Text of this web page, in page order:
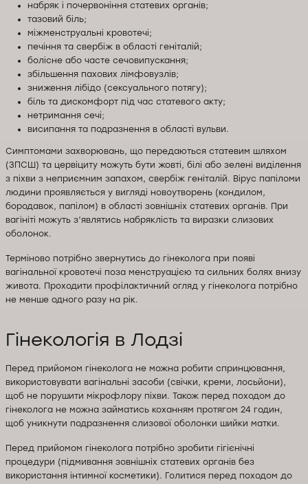
набряк і почервоніння статевих органів;
тазовий біль;
міжменструальні кровотечі;
печіння та свербіж в області геніталій;
болісне або часте сечовипускання;
збільшення пахових лімфовузлів;
зниження лібідо (сексуального потягу);
біль та дискомфорт під час статевого акту;
нетримання сечі;
висипання та подразнення в області вульви.
Симптомами захворювань, що передаються статевим шляхом
(ЗПСШ) та цервіциту можуть бути жовті, білі або зелені виділення
з піхви з неприємним запахом, свербіж геніталій. Вірус папіломи
людини проявляється у вигляді новоутворень (кондилом,
бородавок, папілом) в області зовнішніх статевих органів. При
вагініті можуть з’являтись набряклість та виразки слизових
оболонок.
Терміново потрібно звернутись до гінеколога при появі
вагінальної кровотечі поза менструацією та сильних болях внизу
живота. Проходити профілактичний огляд у гінеколога потрібно
не менше одного разу на рік.
Гінекологія в Лодзі
Перед прийомом гінеколога не можна робити спринцювання,
використовувати вагінальні засоби (свічки, креми, лосьйони),
щоб не порушити мікрофлору піхви. Також перед походом до
гінеколога не можна займатись коханням протягом 24 годин,
щоб уникнути подразнення слизової оболонки шийки матки.
Перед прийомом гінеколога потрібно зробити гігієнічні
процедури (підмивання зовнішніх статевих органів без
використання інтимної косметики). Голитися перед походом до